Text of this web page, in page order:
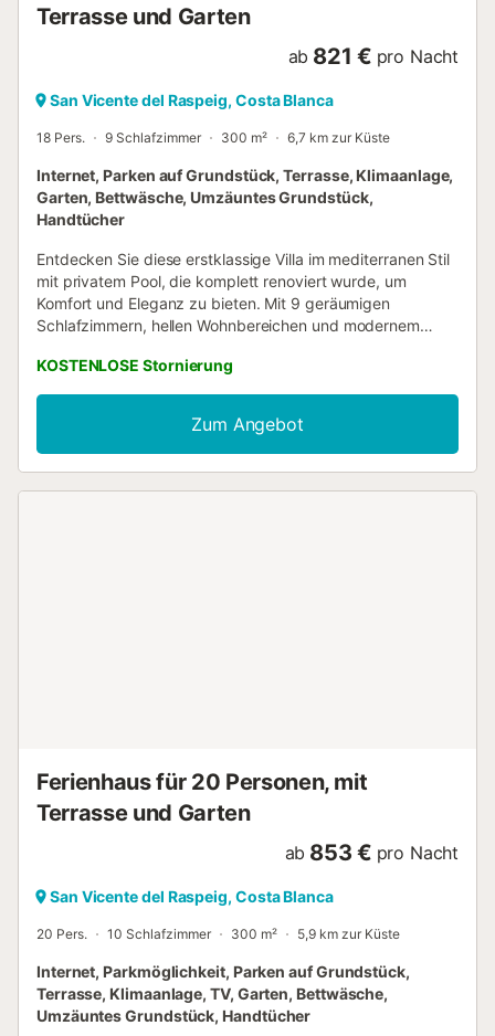
Terrasse und Garten
ab 821 € pro Nacht
San Vicente del Raspeig, Costa Blanca
18 Pers. 9 Schlafzimmer 300 m² 6,7 km zur Küste
Internet, Parken auf Grundstück, Terrasse, Klimaanlage,
Garten, Bettwäsche, Umzäuntes Grundstück,
Handtücher
Entdecken Sie diese erstklassige Villa im mediterranen Stil
mit privatem Pool, die komplett renoviert wurde, um
Komfort und Eleganz zu bieten. Mit 9 geräumigen
Schlafzimmern, hellen Wohnbereichen und modernem
Gruppen. Genießen Sie Privatsphäre, Stil und
unvergessliche Momente, nur 25 Minuten von der Küste
KOSTENLOSE Stornierung
Zum Angebot
Ferienhaus für 20 Personen, mit
Terrasse und Garten
ab 853 € pro Nacht
San Vicente del Raspeig, Costa Blanca
20 Pers. 10 Schlafzimmer 300 m² 5,9 km zur Küste
Internet, Parkmöglichkeit, Parken auf Grundstück,
Terrasse, Klimaanlage, TV, Garten, Bettwäsche,
Umzäuntes Grundstück, Handtücher